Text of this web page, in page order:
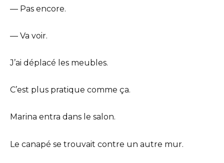
— Pas encore.
— Va voir.
J’ai déplacé les meubles.
C’est plus pratique comme ça.
Marina entra dans le salon.
Le canapé se trouvait contre un autre mur.